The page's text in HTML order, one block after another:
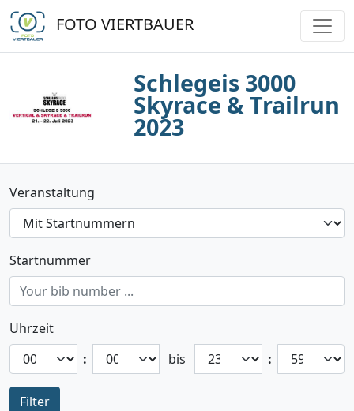
FOTO VIERTBAUER
Schlegeis 3000
Skyrace & Trailrun
2023
Veranstaltung
Startnummer
Uhrzeit
:
bis :
Filter